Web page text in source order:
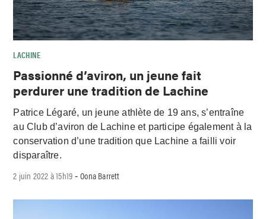
LACHINE
Passionné d’aviron, un jeune fait
perdurer une tradition de Lachine
Patrice Légaré, un jeune athlète de 19 ans, s’entraîne
au Club d’aviron de Lachine et participe également à la
conservation d’une tradition que Lachine a failli voir
disparaître.
2 juin 2022 à 15h19 -Oona Barrett